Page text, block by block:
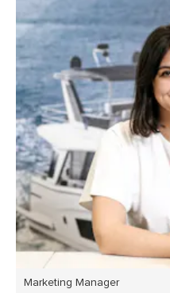
Marketing Manager